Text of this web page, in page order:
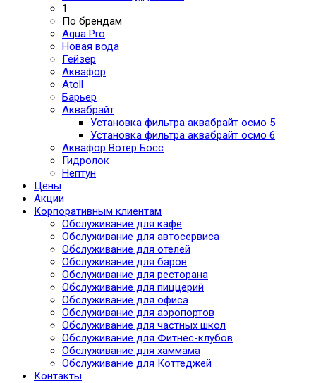
1
По брендам
Aqua Pro
Новая вода
Гейзер
Аквафор
Atoll
Барьер
Аквабрайт
Установка фильтра аквабрайт осмо 5
Установка фильтра аквабрайт осмо 6
Аквафор Вотер Босс
Гидролок
Нептун
Цены
Акции
Корпоративным клиентам
Обслуживание для кафе
Обслуживание для автосервиса
Обслуживание для отелей
Обслуживание для баров
Обслуживание для ресторана
Обслуживание для пиццерий
Обслуживание для офиса
Обслуживание для аэропортов
Обслуживание для частных школ
Обслуживание для Фитнес-клубов
Обслуживание для хаммама
Обслуживание для Коттеджей
Контакты